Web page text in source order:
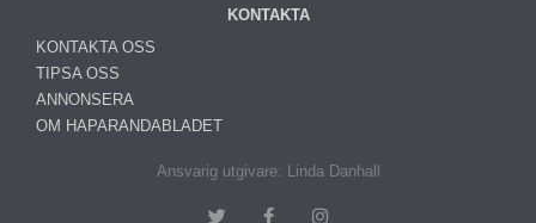
KONTAKTA
KONTAKTA OSS
TIPSA OSS
ANNONSERA
OM HAPARANDABLADET
Ansvarig utgivare: Linda Danhall